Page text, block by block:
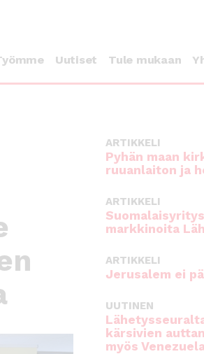
Uutiset Tule mukaan
ARTIKKELI
Pyhän maan
ruuanlaiton ja
ARTIKKELI
markkinoita
ARTIKKELI
Jerusalem ei
UUTINEN
kärsivien
myös